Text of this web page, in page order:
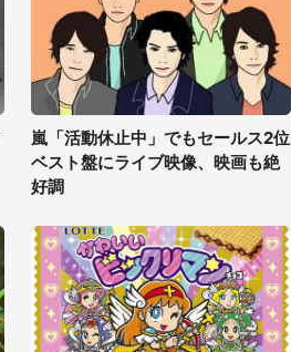
嵐「活動休止中」でもセールス2位
ベスト盤にライブ映像、映画も絶
好調